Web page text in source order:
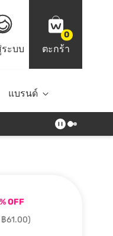
ระบบ
0
ตะกร้า
ไตล์ Top Brands
แบรนด์
OFF
61.00)